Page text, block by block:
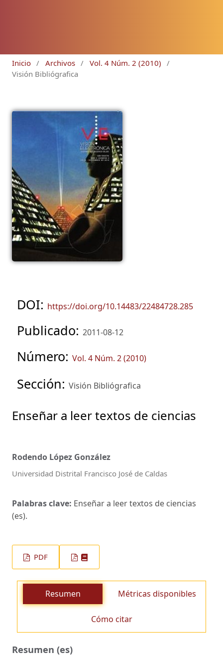
Inicio / Archivos / Vol. 4 Núm. 2 (2010)
/
Visión Bibliógrafica
DOI: https://doi.org/10.14483/22484728.285
Publicado: 2011-08-12
Número: Vol. 4 Núm. 2 (2010)
Sección: Visión Bibliógrafica
Enseñar a leer textos de ciencias
Rodendo López González
Universidad Distrital Francisco José de Caldas
Palabras clave: Enseñar a leer textos de ciencias
(es).
PDF
Resumen Métricas disponibles
Cómo citar
Resumen (es)